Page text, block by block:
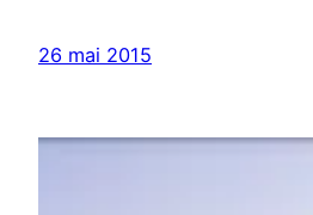
26 mai 2015